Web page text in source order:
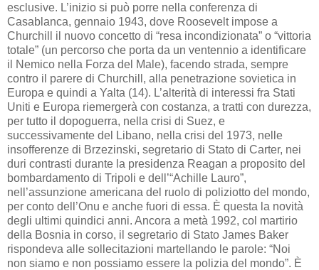
esclusive. L’inizio si può porre nella conferenza di
Casablanca, gennaio 1943, dove Roosevelt impose a
Churchill il nuovo concetto di “resa incondizionata” o “vittoria
totale” (un percorso che porta da un ventennio a identificare
il Nemico nella Forza del Male), facendo strada, sempre
contro il parere di Churchill, alla penetrazione sovietica in
Europa e quindi a Yalta (14). L’alterità di interessi fra Stati
Uniti e Europa riemergerà con costanza, a tratti con durezza,
per tutto il dopoguerra, nella crisi di Suez, e
successivamente del Libano, nella crisi del 1973, nelle
insofferenze di Brzezinski, segretario di Stato di Carter, nei
duri contrasti durante la presidenza Reagan a proposito del
bombardamento di Tripoli e dell’“Achille Lauro”,
nell’assunzione americana del ruolo di poliziotto del mondo,
per conto dell’Onu e anche fuori di essa. È questa la novità
degli ultimi quindici anni. Ancora a metà 1992, col martirio
della Bosnia in corso, il segretario di Stato James Baker
rispondeva alle sollecitazioni martellando le parole: “Noi
non siamo e non possiamo essere la polizia del mondo”. È